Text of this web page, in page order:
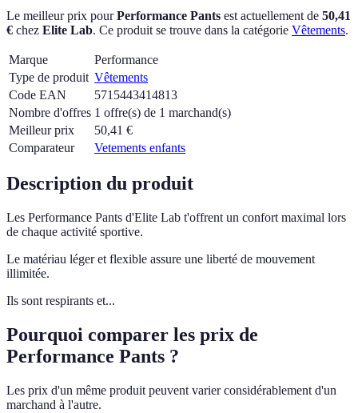
Le meilleur prix pourPerformance Pants est actuellement de 50,41
€ chez Elite Lab. Ce produit se trouve dans la catégorie Vêtements.
Marque
Performance
Type de produit Vêtements
Code EAN
5715443414813
Nombre d'offres 1 offre(s) de 1 marchand(s)
Meilleur prix
50,41 €
Comparateur
Vetements enfants
Description du produit
Les Performance Pants d'Elite Lab t'offrent un confort maximal lors
de chaque activité sportive.
Le matériau léger et flexible assure une liberté de mouvement
illimitée.
Ils sont respirants et...
Pourquoi comparer les prix de
Performance Pants ?
Les prix d'un même produit peuvent varier considérablement d'un
marchand à l'autre.